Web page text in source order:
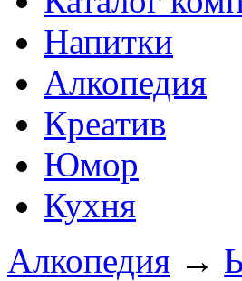
Напитки
Алкопедия
Креатив
Юмор
Кухня
Алкопедия →